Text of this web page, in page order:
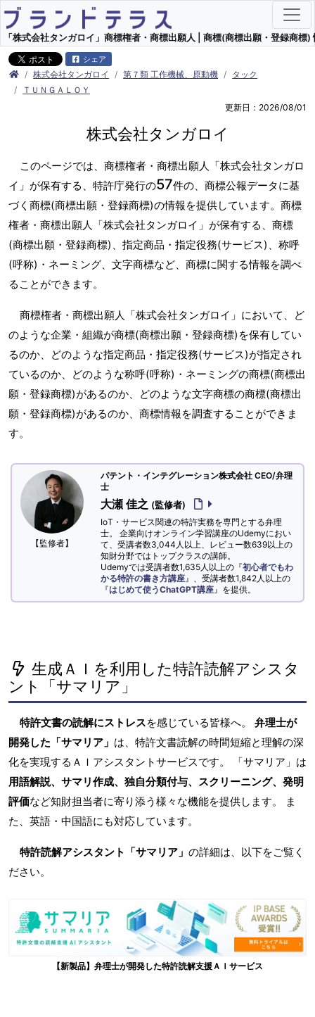
「株式会社タンガロイ」商標権者・商標出願人 | 商標(商標出願・登録商標)
シェア
株式会社タンガロイ 第７類 工作機械、原動機
タック
ＴＵＮＧＡＬＯＹ
更新日：2026/08/01
株式会社タンガロイ
このページでは、商標権者・商標出願人「株式会社タンガロ
イ」が保有する、特許庁発行の57件の、商標公報データに基
づく商標(商標出願・登録商標)の情報を提供しています。商標
権者・商標出願人「株式会社タンガロイ」が保有する、商標
(商標出願・登録商標)、指定商品・指定役務(サービス)、称呼
(呼称)・ネーミング、文字商標など、商標に関する情報を調べ
ることができます。
商標権者・商標出願人「株式会社タンガロイ」において、ど
のような企業・組織が商標(商標出願・登録商標)を保有してい
るのか、どのような指定商品・指定役務(サービス)が指定され
ているのか、どのような称呼(呼称)・ネーミングの商標(商標出
願・登録商標)があるのか、どのような文字商標の商標(商標出
願・登録商標)があるのか、商標情報を調査することができま
す。
【監修者】
パテント・インテグレーション株式会社 CEO/弁理
士
大瀬 佳之 (監修者)
IoT・サービス関連の特許実務を専門とする弁理
士。 企業向けオンライン学習講座のUdemyにおい
て、受講者数3,044人以上、レビュー数639以上の
知財分野ではトップクラスの講師。
Udemyでは受講者数1,635人以上の『初心者でもわ
かる特許の書き方講座 』、受講者数1,842人以上の
『はじめて使うChatGPT講座 』を提供。
生成ＡＩを利用した特許読解アシスタ
ント「サマリア」
特許文書の読解にストレスを感じている皆様へ。 弁理士が
開発した「サマリア」 は、特許文書読解の時間短縮と理解の深
化を実現するＡＩアシスタントサービスです。 「サマリア」は
用語解説、サマリ作成、独自分類付与、スクリーニング、発明
評価など知財担当者に寄り添う様々な機能を提供します。 ま
た、英語・中国語にも対応しています。
特許読解アシスタント「サマリア」 の詳細は、以下をご覧く
ださい。
【新製品】弁理士が開発した特許読解支援ＡＩサービス